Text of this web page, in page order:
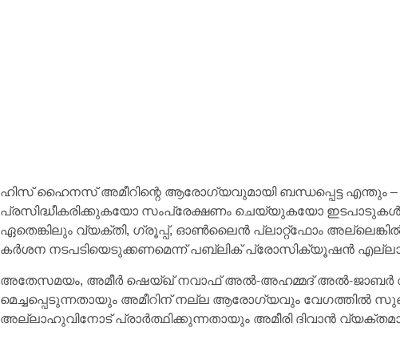
ഹിസ് ഹൈനസ് അമീറിന്റെ ആരോഗ്യവുമായി ബന്ധപ്പെട്ട എന്തും
പ്രസിദ്ധീകരിക്കുകയോ സംപ്രേക്ഷണം ചെയ്യുകയോ
ഏതെങ്കിലും വ്യക്തി, ഗ്രൂപ്പ്, ഓൺലൈൻ പ്ലാറ്റ്‌ഫോം അല്ലെങ്കിൽ
കർശന നടപടിയെടുക്കണമെന്ന് പബ്ലിക് പ്രോസിക്യൂഷൻ
അതേസമയം, അമീർ ഷെയ്ഖ് നവാഫ് അൽ-അഹമ്മദ് അൽ-
മെച്ചപ്പെടുന്നതായും അമീറിന് നല്ല ആരോഗ്യവും വേഗത്തിൽ
അല്ലാഹുവിനോട് പ്രാർത്ഥിക്കുന്നതായും അമീരി ദിവാൻ